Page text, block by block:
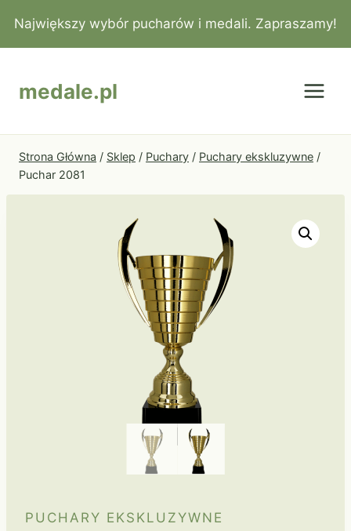
do
treści
Największy wybór pucharów i medali. Zapraszamy!
medale.pl
Strona Główna / Sklep / Puchary / Puchary ekskluzywne /
Puchar 2081
PUCHARY EKSKLUZYWNE